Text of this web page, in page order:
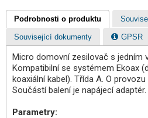
Podrobnosti o produktu
Související dokumenty GPSR
Micro domovní zesilovač s jedním
Kompatibilní se systémem Ekoax
koaxiální kabel). Třída A. O
Součástí balení je napájecí adaptér.
Parametry: